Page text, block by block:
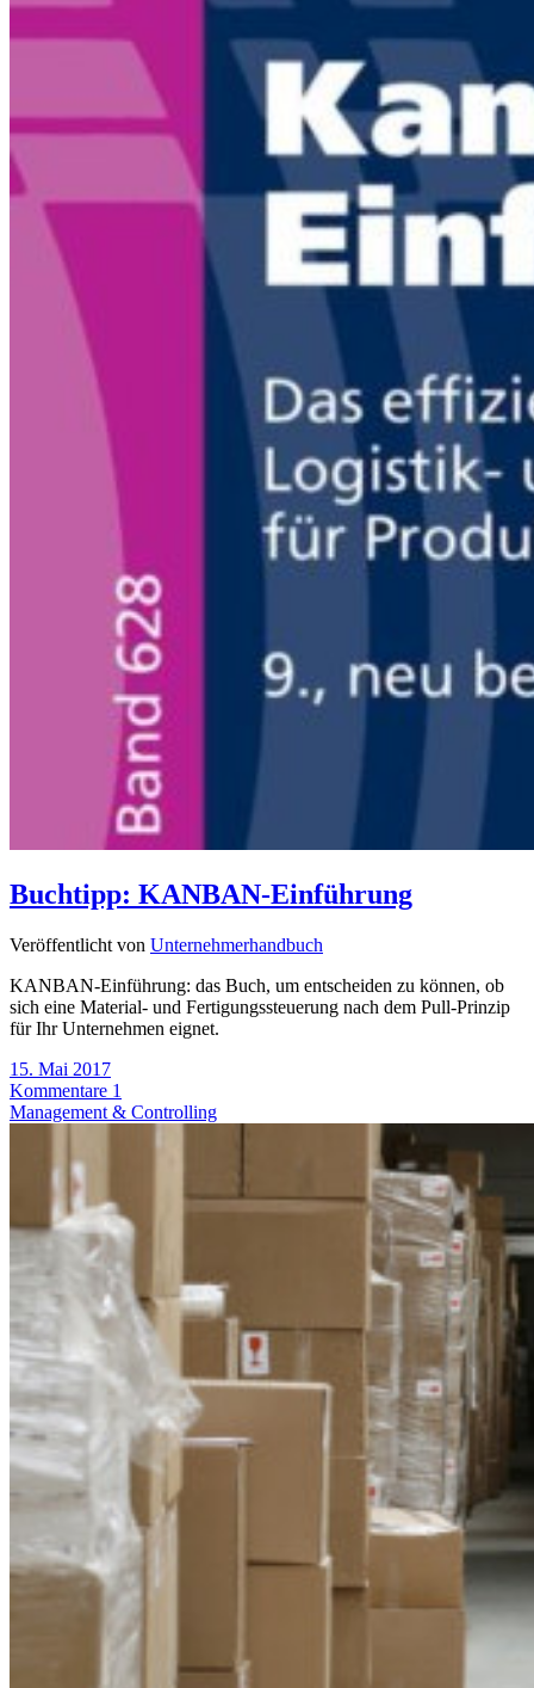
Buchtipp: KANBAN-Einführung
Veröffentlicht von Unternehmerhandbuch
KANBAN-Einführung: das Buch, um entscheiden zu können, ob
sich eine Material- und Fertigungssteuerung nach dem Pull-Prinzip
für Ihr Unternehmen eignet.
15. Mai 2017
Kommentare 1
Management & Controlling